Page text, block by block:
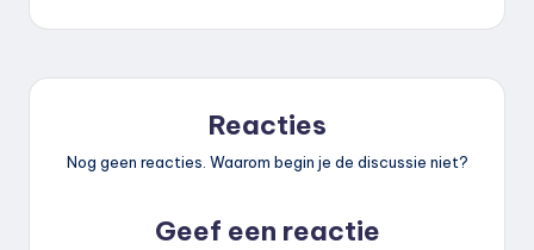
Reacties
Nog geen reacties. Waarom begin je de discussie niet?
Geef een reactie